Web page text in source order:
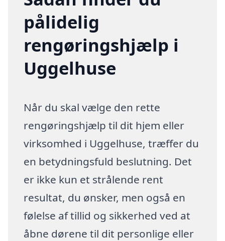
pålidelig
rengøringshjælp i
Uggelhuse
Når du skal vælge den rette
rengøringshjælp til dit hjem eller
virksomhed i Uggelhuse, træffer du
en betydningsfuld beslutning. Det
er ikke kun et strålende rent
resultat, du ønsker, men også en
følelse af tillid og sikkerhed ved at
åbne dørene til dit personlige eller